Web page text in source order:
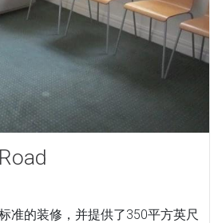
准的装修，并提供了350平方英尺